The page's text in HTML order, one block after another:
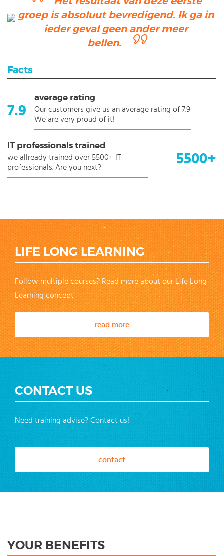
groep is absoluut bevredigend. Ik ga in
ieder geval geen ander meer
bellen.
Facts
7.9
average rating
Our customers give us an average rating of 7.9
We are very proud of it!
5500+
IT professionals trained
we allready trained over 5500+ IT
professionals. Are you next?
LIFE LONG LEARNING
Follow multiple courses? Read more about our Life Long
Learning concept
read more
CONTACT US
Need training advise? Contact us!
contact
YOUR BENEFITS